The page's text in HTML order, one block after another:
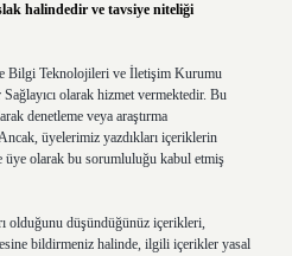
halindedir ve tavsiye niteliği
Bilgi Teknolojileri ve İletişim Kurumu
olarak hizmet vermektedir. Bu
denetleme veya araştırma
üyelerimiz yazdıkları içeriklerin
üye olarak bu sorumluluğu kabul etmiş
olduğunu düşündüğünüz içerikleri,
bildirmeniz halinde, ilgili içerikler yasal